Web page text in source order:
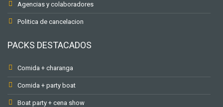
Agencias y colaboradores
Politica de cancelacion
PACKS DESTACADOS
Comida + charanga
Comida + party boat
Boat party + cena show